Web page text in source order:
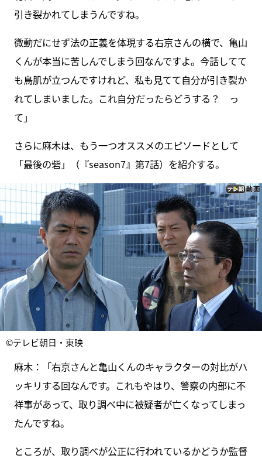
引き裂かれてしまうんですね。
微動だにせず法の正義を体現する右京さんの横で、亀山
くんが本当に苦しんでしまう回なんですよ。今話してて
も鳥肌が立つんですけれど、私も見てて自分が引き裂か
れてしまいました。これ自分だったらどうする？ っ
て」
さらに麻木は、もう一つオススメのエピソードとして
「最後の砦」（『season7』第7話）を紹介する。
©テレビ朝日・東映
麻木：「右京さんと亀山くんのキャラクターの対比がハ
ッキリする回なんです。これもやはり、警察の内部に不
祥事があって、取り調べ中に被疑者が亡くなってしまっ
たんですね。
ところが、取り調べが公正に行われているかどうか監督